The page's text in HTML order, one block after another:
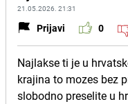
21.05.2026. 21:31
Prijavi 0
Najlakse ti je u
krajina to mozes bez
slobodno preselite u